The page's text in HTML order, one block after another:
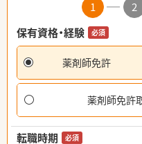
1 2
保有資格・経験
必須
薬剤師免許
薬剤師免許
転職時期 必須